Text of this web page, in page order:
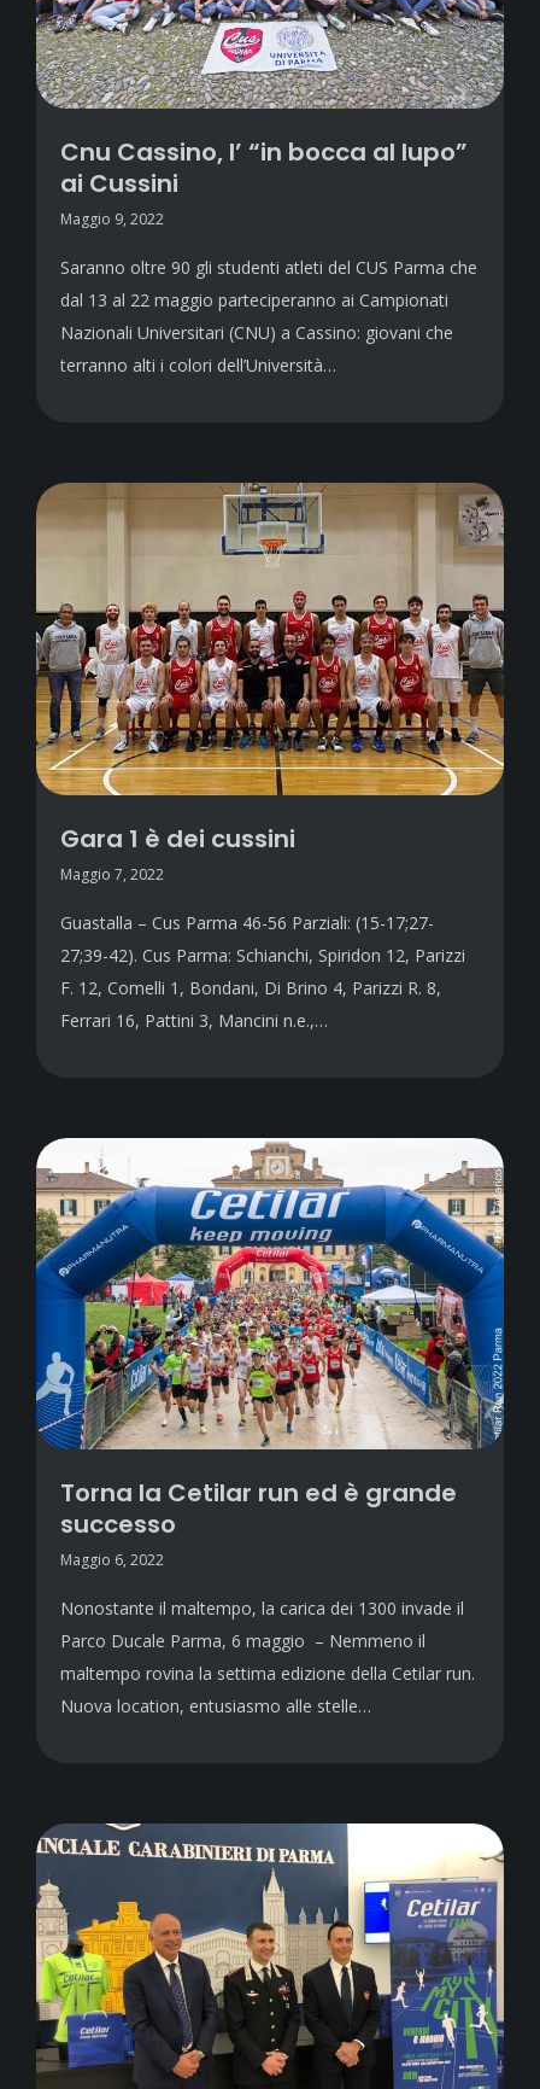
Cnu Cassino, l’ “in bocca al lupo”
ai Cussini
Maggio 9, 2022
Saranno oltre 90 gli studenti atleti del CUS Parma che
dal 13 al 22 maggio parteciperanno ai Campionati
Nazionali Universitari (CNU) a Cassino: giovani che
terranno alti i colori dell’Università…
Gara 1 è dei cussini
Maggio 7, 2022
Guastalla – Cus Parma 46-56 Parziali: (15-17;27-
27;39-42). Cus Parma: Schianchi, Spiridon 12, Parizzi
F. 12, Comelli 1, Bondani, Di Brino 4, Parizzi R. 8,
Ferrari 16, Pattini 3, Mancini n.e.,…
Torna la Cetilar run ed è grande
successo
Maggio 6, 2022
Nonostante il maltempo, la carica dei 1300 invade il
Parco Ducale Parma, 6 maggio – Nemmeno il
maltempo rovina la settima edizione della Cetilar run.
Nuova location, entusiasmo alle stelle…